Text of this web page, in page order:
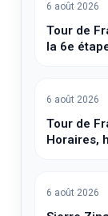
6 août 2026
Tour de
la 6e
6 août 2026
Tour de
Horaires,
6 août 2026